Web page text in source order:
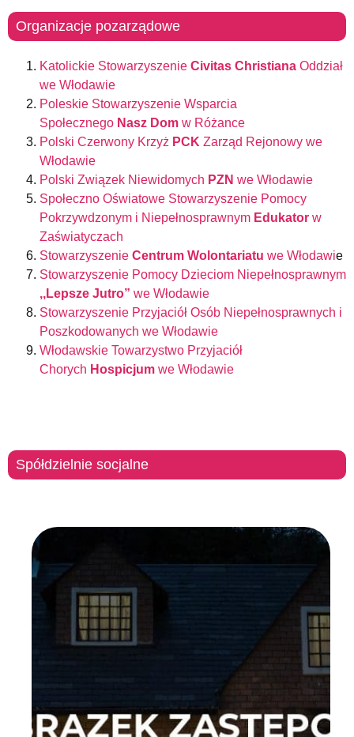
Organizacje pozarządowe
Katolickie Stowarzyszenie Civitas Christiana Oddział
we Włodawie
Poleskie Stowarzyszenie Wsparcia
Społecznego Nasz Dom w Różance
Polski Czerwony Krzyż PCK Zarząd Rejonowy we
Włodawie
Polski Związek Niewidomych PZN we Włodawie
Społeczno Oświatowe Stowarzyszenie Pomocy
Pokrzywdzonym i Niepełnosprawnym Edukator w
Zaświatyczach
Stowarzyszenie Centrum Wolontariatu we Włodawie
Stowarzyszenie Pomocy Dzieciom Niepełnosprawnym
,,Lepsze Jutro” we Włodawie
Stowarzyszenie Przyjaciół Osób Niepełnosprawnych i
Poszkodowanych we Włodawie
Włodawskie Towarzystwo Przyjaciół
Chorych Hospicjum we Włodawie
Spółdzielnie socjalne